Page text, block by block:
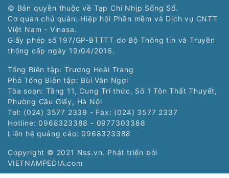
© Bản quyền thuộc về Tạp Chí Nhịp Sống Số.
Cơ quan chủ quản: Hiệp hội Phần mềm và Dịch vụ CNTT
Việt Nam - Vinasa.
Giấy phép số 197/GP-BTTTT do Bộ Thông tin và Truyền
thông cấp ngày 19/04/2016.
Tổng Biên tập: Trương Hoài Trang
Phó Tổng Biên tập: Bùi Văn Ngợi
Tòa soạn: Tầng 11, Cung Trí thức, Số 1 Tôn Thất Thuyết,
Phường Cầu Giấy, Hà Nội
Tel: (024) 3577 2339 - Fax: (024) 3577 2337
Hotline: 0968323388 - 0977303388
Liên hệ quảng cáo: 0968323388
Copyright © 2021 Nss.vn. Phát triển bởi
VIETNAMPEDIA.com